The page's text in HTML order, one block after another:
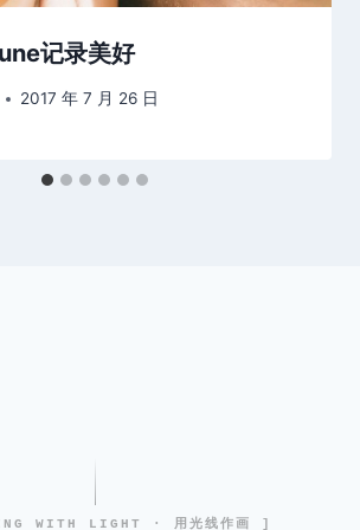
记录美好
2017 年 7 月 26 日
WITH LIGHT · 用光线作画 ]